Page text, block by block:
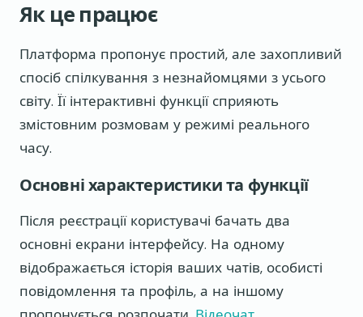
Як це працює
Платформа пропонує простий, але захопливий
спосіб спілкування з незнайомцями з усього
світу. Її інтерактивні функції сприяють
змістовним розмовам у режимі реального
часу.
Основні характеристики та функції
Після реєстрації користувачі бачать два
основні екрани інтерфейсу. На одному
відображається історія ваших чатів, особисті
повідомлення та профіль, а на іншому